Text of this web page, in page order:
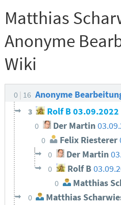
Matthias
Anonyme
Wiki
0 16 Anonyme
3 Rolf B03.09.2022
0 Der Martin
0 Felix Riesterer
0 Der Martin
0 Rolf B
0 Matthias
0 Matthias